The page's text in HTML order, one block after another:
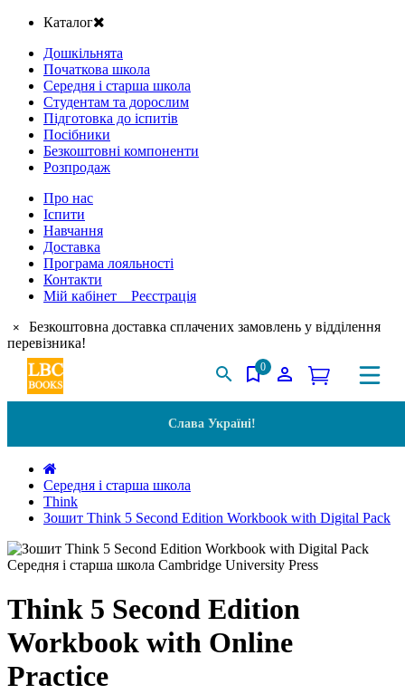
Каталог
Дошкільнята
Початкова школа
Середня і старша школа
Студентам та дорослим
Підготовка до іспитів
Посібники
Безкоштовні компоненти
Розпродаж
Про нас
Іспити
Навчання
Доставка
Програма лояльності
Контакти
Мій кабінет Реєстрація
×
Безкоштовна доставка сплачених замовлень у відділення
перевізника!
0
Слава Україні!
Середня і старша школа
Think
Зошит Think 5 Second Edition Workbook with Digital Pack
Think 5 Second Edition
Workbook with Online
Practice